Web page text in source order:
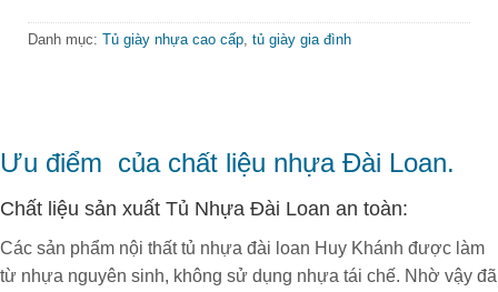
Tủ giày thông minh Cao Cấp Ecoplast
trong những sản phẩm bán chạy nhất tại
Huy Khánh Dưới đây là thông tin và mô tả chi tiết
về sản phẩm. Kính mời quý khách hàng tham
Danh mục: Tủ giày nhựa cao cấp tủ giày gia đình
Ưu điểm của chất liệu nhựa Đài Loan.
Chất liệu sản xuất Tủ Nhựa Đài Loan an toàn:
Các sản phẩm nội thất tủ nhựa đài loan Huy Khánh được làm
từ nhựa nguyên sinh, không sử dụng nhựa tái chế. Nhờ vậy đã